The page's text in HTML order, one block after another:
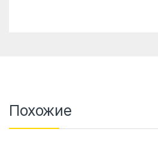
Похожие